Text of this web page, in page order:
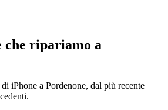
che ripariamo a
iPhone a Pordenone, dal più recente